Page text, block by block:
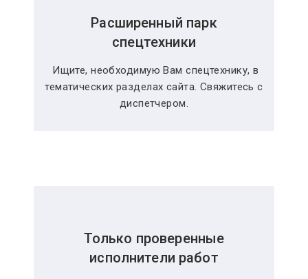
Расширенный парк
спецтехники
Ищите, необходимую Вам спецтехнику, в
тематических разделах сайта. Свяжитесь с
диспетчером.
Только проверенные
исполнители работ